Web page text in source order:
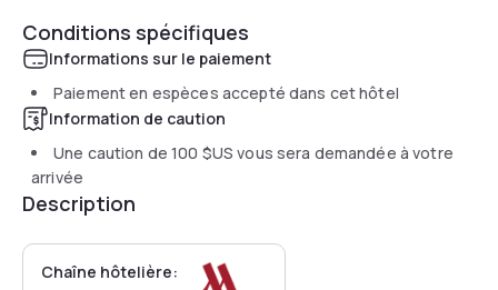
Conditions spécifiques
Informations sur le paiement
Paiement en espèces accepté dans cet hôtel
Information de caution
Une caution de100 $US vous sera demandée à votre
arrivée
Description
Chaîne hôtelière: